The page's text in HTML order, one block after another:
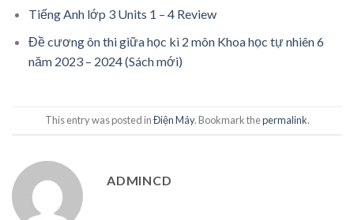
Tiếng Anh lớp 3 Units 1 – 4 Review
Đề cương ôn thi giữa học kì 2 môn Khoa học tự nhiên 6
năm 2023 – 2024 (Sách mới)
This entry was posted inĐiện Máy. Bookmark thepermalink.
ADMINCD